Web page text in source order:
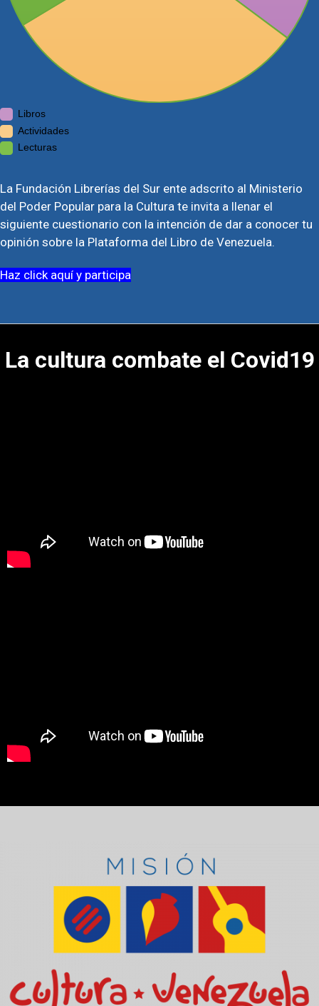
Libros
Actividades
Lecturas
La Fundación Librerías del Sur ente adscrito al Ministerio
del Poder Popular para la Cultura te invita a llenar el
siguiente cuestionario con la intención de dar a conocer tu
opinión sobre la Plataforma del Libro de Venezuela.
Haz click aquí y participa
La cultura combate el Covid19